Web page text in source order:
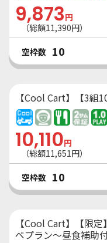
9,873円
（総額11,390円）
空枠数 10
【Cool Cart】【3組
10,110円
（総額11,651円）
空枠数 10
【Cool Cart】【限
ペプラン～昼食補助